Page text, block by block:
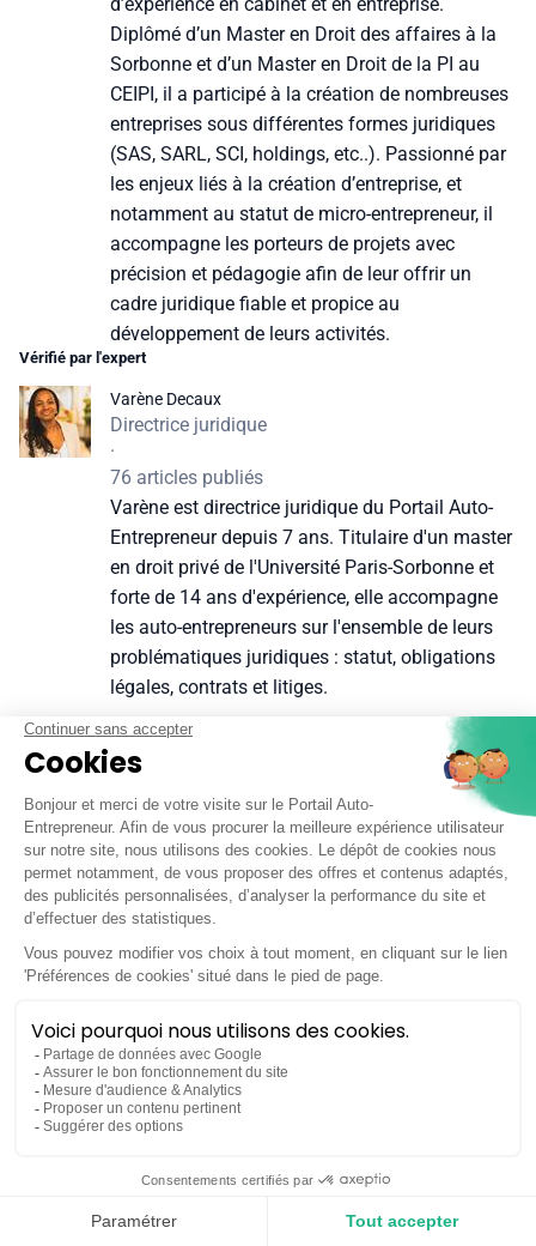
Diplômé d’un Master en Droit des affaires à la
Sorbonne et d’un Master en Droit de la PI au
CEIPI, il a participé à la création de nombreuses
entreprises sous différentes formes juridiques
(SAS, SARL, SCI, holdings, etc..). Passionné par
les enjeux liés à la création d’entreprise, et
notamment au statut de micro-entrepreneur, il
accompagne les porteurs de projets avec
précision et pédagogie afin de leur offrir un
cadre juridique fiable et propice au
développement de leurs activités.
Vérifié par l'expert
Varène Decaux
Directrice juridique
·
76 articles publiés
Varène est directrice juridique du Portail Auto-
Entrepreneur depuis 7 ans. Titulaire d'un master
en droit privé de l'Université Paris-Sorbonne et
forte de 14 ans d'expérience, elle accompagne
les auto-entrepreneurs sur l'ensemble de leurs
problématiques juridiques : statut, obligations
légales, contrats et litiges.
L'article " Tout comprendre sur la TVA pour les auto-
entrepreneurs en 2026" est noté4,9/5sur 783 avis de
lecteurs.
Portail Auto-Entrepreneur est noté
4.9 sur 5 sur 3397 avis clients